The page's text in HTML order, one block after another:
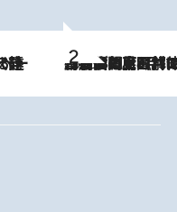
2026.8.8
「最後に見られてよかった」上野動物園の東園パンダ舎が解体前に特別公開。8月16日まで延長されたパネル展と共に辿る“半世紀”のパンダ飼育《解体工事の図面あり》